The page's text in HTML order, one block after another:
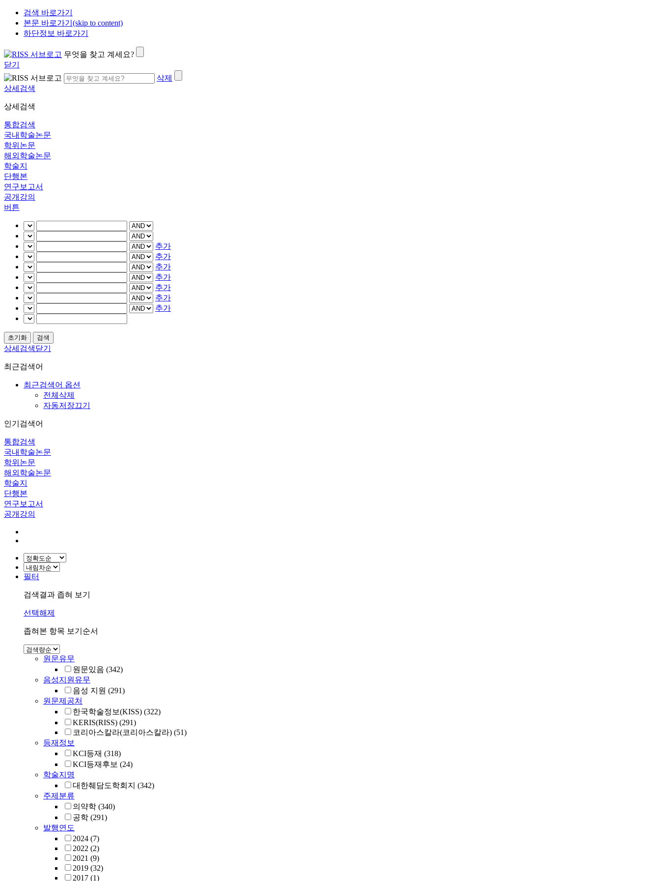
검색 바로가기
본문 바로가기(skip to content)
하단정보 바로가기
무엇을 찾고 계세요?
닫기
삭제
상세검색
상세검색
통합검색
국내학술논문
학위논문
해외학술논문
학술지
단행본
연구보고서
공개강의
버튼
추가
추가
추가
추가
추가
추가
추가
상세검색닫기
최근검색어
최근검색어 옵션
전체삭제
자동저장끄기
인기검색어
통합검색
국내학술논문
학위논문
해외학술논문
학술지
단행본
연구보고서
공개강의
필터
검색결과 좁혀 보기
선택해제
좁혀본 항목 보기순서
원문유무
원문있음 (342)
음성지원유무
음성 지원 (291)
원문제공처
한국학술정보(KISS) (322)
KERIS(RISS) (291)
코리아스칼라(코리아스칼라) (51)
등재정보
KCI등재 (318)
KCI등재후보 (24)
학술지명
대한췌담도학회지 (342)
주제분류
의약학 (340)
공학 (291)
발행연도
2024 (7)
2022 (2)
2021 (9)
2019 (32)
2017 (1)